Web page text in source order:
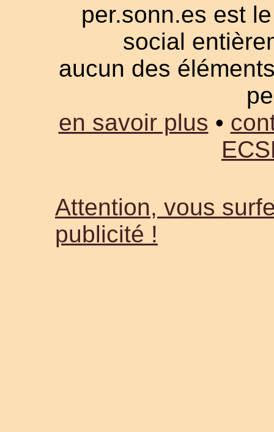
per.sonn.es est
social
aucun des
en savoir plus •
Attention, vous
publicité !